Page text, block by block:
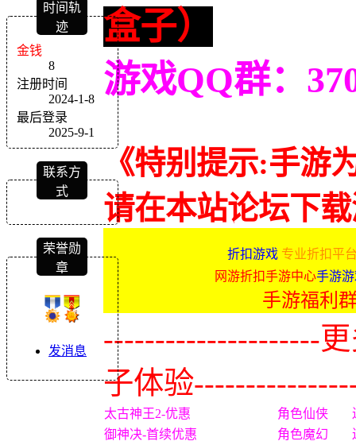
时间轨
迹
金钱
8
注册时间
2024-1-8
最后登录
2025-9-1
联系方
式
荣誉勋
章
发消息
盒子）
游戏QQ群：
《特别提示:手游
请在本站论坛下
折扣游戏 专业折扣平
网游折扣手游中心手游
手游福利
---------------------
子体验
太古神王2-优惠 角色仙侠
御神决-首续优惠
角色魔幻